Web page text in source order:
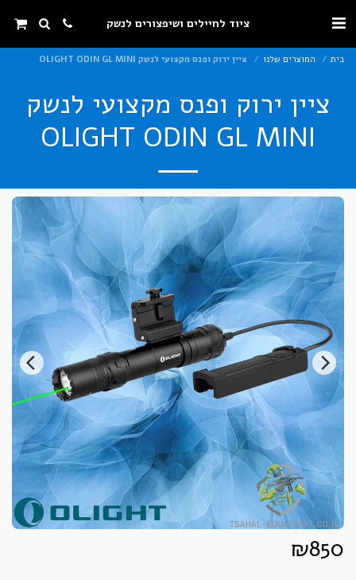
ציוד לחיילים ושיפצורים לנשק
בית המוצרים שלנו ציין ירוק ופנס מקצועי לנשק OLIGHT ODIN GL MINI
ציין ירוק ופנס מקצועי לנשק
OLIGHT ODIN GL MINI
₪850